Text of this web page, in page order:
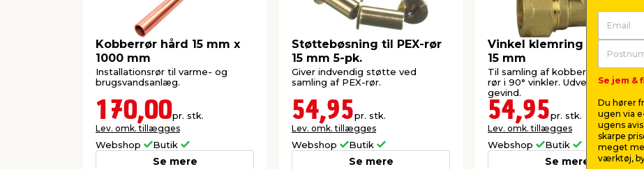
Kobberrør hård 15 mm x
1000 mm
Installationsrør til varme- og
brugsvandsanlæg.
170,00pr. stk.
Lev. omk. tillægges
Webshop Butik
Se mere
Støttebøsning til PEX-rør
15 mm 5-pk.
Giver indvendig støtte ved
samling af PEX-rør.
54,95pr. stk.
Lev. omk. tillægges
Webshop Butik
Se mere
Vinkel klemring udv. 1/2"
15 mm
Til samling af kobberrør og PEX-
rør i 90° vinkler. Udvendigt
gevind.
54,95pr. stk.
Lev. omk. tillægges
Webshop Butik
Se mere
Se jem
Du hører
ugen via
ugens
skarpe
meget
værktøj,